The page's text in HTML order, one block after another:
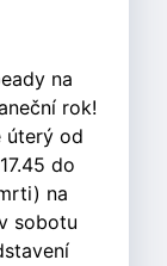
na
rok!
úterý od
do
na
sobotu